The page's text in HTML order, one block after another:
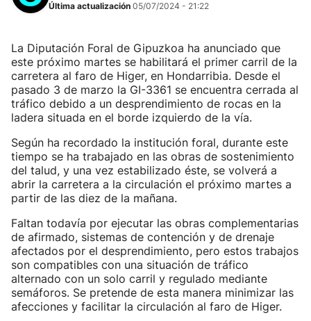
Última actualización 05/07/2024 - 21:22
La Diputación Foral de Gipuzkoa ha anunciado que
este próximo martes se habilitará el primer carril de la
carretera al faro de Higer, en Hondarribia. Desde el
pasado 3 de marzo la GI-3361 se encuentra cerrada al
tráfico debido a un desprendimiento de rocas en la
ladera situada en el borde izquierdo de la vía.
Según ha recordado la institución foral, durante este
tiempo se ha trabajado en las obras de sostenimiento
del talud, y una vez estabilizado éste, se volverá a
abrir la carretera a la circulación el próximo martes a
partir de las diez de la mañana.
Faltan todavía por ejecutar las obras complementarias
de afirmado, sistemas de contención y de drenaje
afectados por el desprendimiento, pero estos trabajos
son compatibles con una situación de tráfico
alternado con un solo carril y regulado mediante
semáforos. Se pretende de esta manera minimizar las
afecciones y facilitar la circulación al faro de Higer.